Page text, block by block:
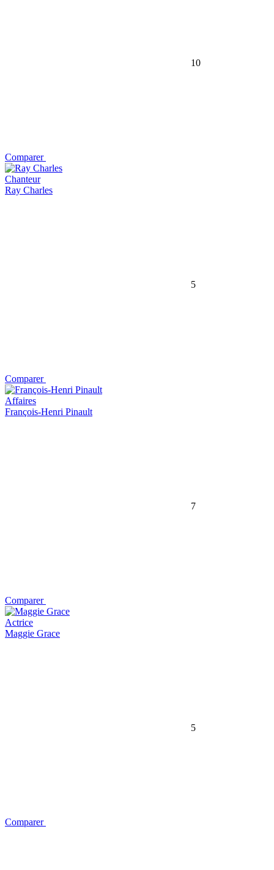
10
Comparer
Chanteur
Ray Charles
5
Comparer
Affaires
François-Henri Pinault
7
Comparer
Actrice
Maggie Grace
5
Comparer